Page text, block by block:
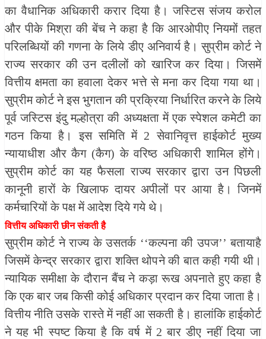
का वैधानिक अधिकारी करार दिया है। जस्टिस संजय करोल
और पीके मिश्रा की बेंच ने कहा है कि आरओपीए नियमों तहत
परिलब्धियों की गणना के लिये डीए अनिवार्य है। सुप्रीम कोर्ट ने
राज्य सरकार की उन दलीलों को खारिज कर दिया। जिसमें
वित्तीय क्षमता का हवाला देकर भत्ते से मना कर दिया गया था।
सुप्रीम कोर्ट ने इस भुगतान की प्रक्रिया निर्धारित करने के लिये
पूर्व जस्टिस इंदु मल्होत्रा की अध्यक्षता में एक स्पेशल कमेटी का
गठन किया है। इस समिति में 2 सेवानिवृत्त हाईकोर्ट मुख्य
न्यायाधीश और कैग (कैग) के वरिष्ठ अधिकारी शामिल होंगे।
सुप्रीम कोर्ट का यह फैसला राज्य सरकार द्वारा उन पिछली
कानूनी हारों के खिलाफ दायर अपीलों पर आया है। जिनमें
कर्मचारियों के पक्ष में आदेश दिये गये थे।
वित्तीय अधिकारी छीन संकती है
सुप्रीम कोर्ट ने राज्य के उसतर्क ‘‘कल्पना की उपज’’ बतायाहै
जिसमें केन्द्र सरकार द्वारा शक्ति थोपने की बात कही गयी थी।
न्यायिक समीक्षा के दौरान बैंच ने कड़ा रूख अपनाते हुए कहा है
कि एक बार जब किसी कोई अधिकार प्रदान कर दिया जाता है।
वित्तीय नीति उसके रास्ते में नहीं आ सकती है। हालांकि हाईकोर्ट
ने यह भी स्पष्ट किया है कि वर्ष में 2 बार डीए नहीं दिया जा